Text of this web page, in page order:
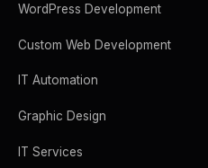
WordPress Development
Custom Web Development
IT Automation
Graphic Design
IT Services